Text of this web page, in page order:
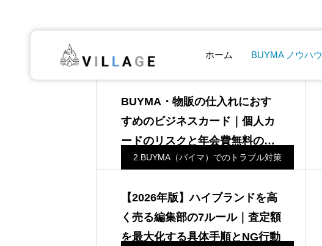
ホーム BUYMA ノウハウ
2.BUYMA（バイマ）でのトラブル対策
BUYMA・物販の仕入れにおす
すめのビジネスカード｜個人カ
ードのリスクと年会費無料のセ
ゾンコバルト・ビジネス
2.BUYMA（バイマ）でのトラブル対策
【2026年版】ハイブランドを高
く売る編集部の7ルール｜査定額
を最大化する具体手順とNG行動